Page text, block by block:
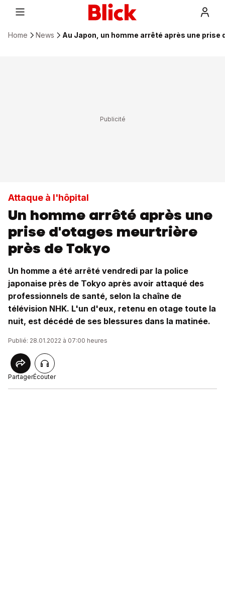
Home News Au Japon, un homme arrêté après une
Attaque à l'hôpital
Un homme arrêté après une
prise d'otages meurtrière
près de Tokyo
Un homme a été arrêté vendredi par la police
japonaise près de Tokyo après avoir attaqué des
professionnels de santé, selon la chaîne de
télévision NHK. L'un d'eux, retenu en otage toute la
nuit, est décédé de ses blessures dans la matinée.
Publié: 28.01.2022 à 07:00 heures
PartagerÉcouter